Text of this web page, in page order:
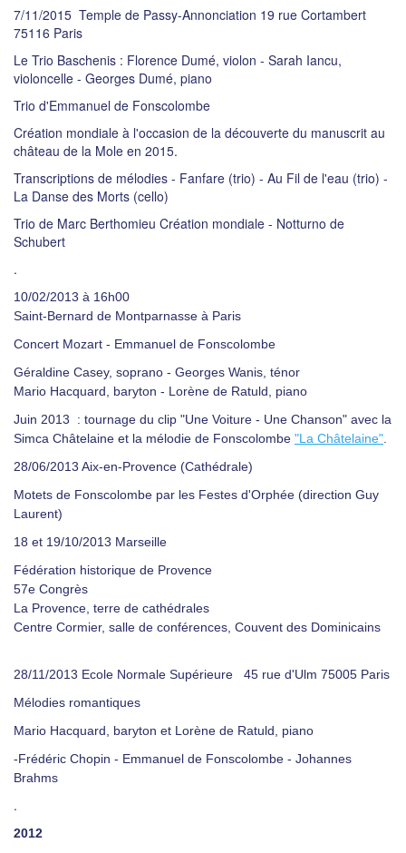
7/11/2015 Temple de Passy-Annonciation 19 rue Cortambert
75116 Paris
Le Trio Baschenis : Florence Dumé, violon - Sarah Iancu,
violoncelle - Georges Dumé, piano
Trio d'Emmanuel de Fonscolombe
Création mondiale à l'occasion de la découverte du manuscrit au
château de la Mole en 2015.
Transcriptions de mélodies - Fanfare (trio) - Au Fil de l'eau (trio) -
La Danse des Morts (cello)
Trio de Marc Berthomieu Création mondiale - Notturno de
Schubert
.
10/02/2013 à 16h00
Saint-Bernard de Montparnasse à Paris
Concert Mozart - Emmanuel de Fonscolombe
Géraldine Casey, soprano - Georges Wanis, ténor
Mario Hacquard, baryton - Lorène de Ratuld, piano
Juin 2013 : tournage du clip "Une Voiture - Une Chanson" avec la
Simca Châtelaine et la mélodie de Fonscolombe "La Châtelaine"
28/06/2013 Aix-en-Provence (Cathédrale)
Motets de Fonscolombe par les Festes d'Orphée (direction Guy
Laurent)
18 et 19/10/2013 Marseille
Fédération historique de Provence
57e Congrès
La Provence, terre de cathédrales
Centre Cormier, salle de conférences, Couvent des Dominicains
28/11/2013 Ecole Normale Supérieure 45 rue d'Ulm 75005 Paris
Mélodies romantiques
Mario Hacquard, baryton et Lorène de Ratuld, piano
-Frédéric Chopin - Emmanuel de Fonscolombe - Johannes
Brahms
.
2012